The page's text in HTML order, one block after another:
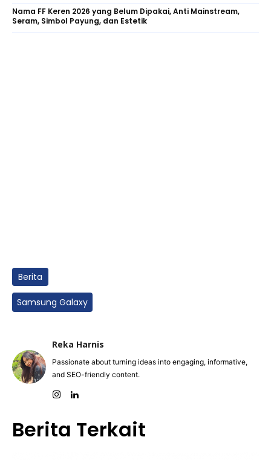
Nama FF Keren 2026 yang Belum Dipakai, Anti Mainstream,
Seram, Simbol Payung, dan Estetik
Berita
Samsung Galaxy
Reka Harnis
Passionate about turning ideas into engaging, informative,
and SEO-friendly content.
Berita Terkait